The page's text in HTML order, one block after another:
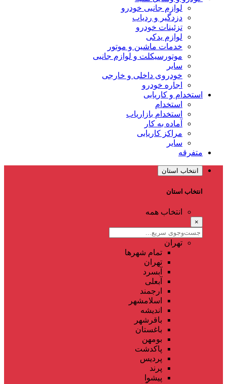
لوازم جانبی خودرو
دزدگیر و ردیاب
تزئینات خودرو
لوازم یدکی
خدمات ماشین و موتور
موتورسیکلت و لوازم جانبی
سایر
خودروی داخلی و خارجی
اجاره خودرو
استخدام و کاریابی
استخدام
استخدام بازاریاب
آماده به کار
مراکز کاریابی
سایر
متفرقه
انتخاب استان
انتخاب استان
انتخاب همه
×
تهران
تمام شهر‌ها
تهران
آبسرد
آبعلی
ارجمند
اسلامشهر
اندیشه
باقرشهر
باغستان
بومهن
پاکدشت
پردیس
پرند
پیشوا